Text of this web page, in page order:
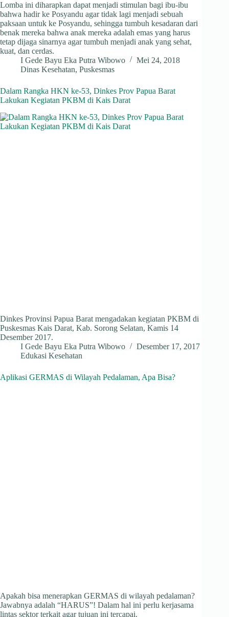
Lomba ini diharapkan dapat menjadi stimulan bagi ibu-ibu
bahwa hadir ke Posyandu agar tidak lagi menjadi sebuah
paksaan untuk ke Posyandu, sehingga tumbuh kesadaran dari
benak mereka bahwa anak mereka adalah emas yang harus
tetap dijaga sinarnya agar tumbuh menjadi anak yang sehat,
kuat, dan cerdas.
I Gede Bayu Eka Putra Wibowo
Mei 24, 2018
Dinas Kesehatan, Puskesmas
Dalam Rangka HKN ke-53, Dinkes Prov Papua Barat
Lakukan Kegiatan PKBM di Kais Darat
Dinkes Provinsi Papua Barat mengadakan kegiatan PKBM di
Puskesmas Kais Darat, Kab. Sorong Selatan, Kamis 14
Desember 2017.
I Gede Bayu Eka Putra Wibowo
Desember 17, 2017
Edukasi Kesehatan
Aplikasi GERMAS di Wilayah Pedalaman, Apa Bisa?
Apakah bisa menerapkan GERMAS di wilayah pedalaman?
Jawabnya adalah “HARUS”! Dalam hal ini perlu kerjasama
lintas sektor terkait agar tujuan ini tercapai.